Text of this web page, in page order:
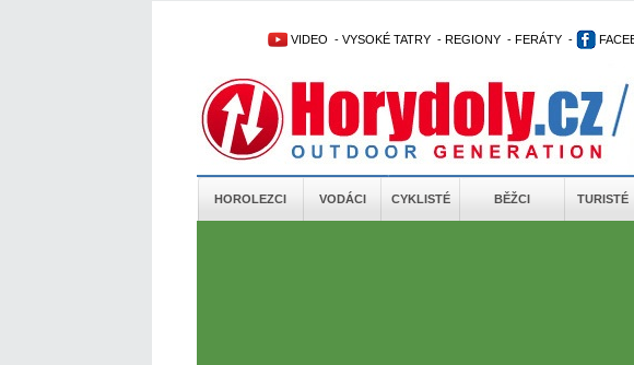
VIDEO - VYSOKÉ TATRY - REGIONY - FERÁTY -
HOROLEZCI VODÁCI CYKLISTÉ BĚŽCI TURISTÉ